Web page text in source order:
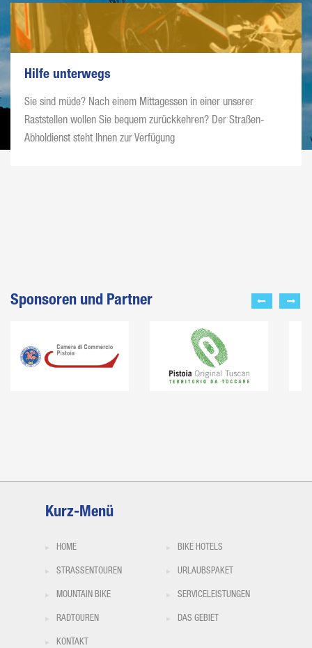
Hilfe unterwegs
Sie sind müde? Nach einem Mittagessen in einer unserer
Raststellen wollen Sie bequem zurückkehren? Der Straßen-
Abholdienst steht Ihnen zur Verfügung
Sponsoren und Partner
Kurz-Menü
HOME BIKE HOTELS
STRASSENTOUREN URLAUBSPAKET
MOUNTAIN BIKE SERVICELEISTUNGEN
RADTOUREN DAS GEBIET
KONTAKT